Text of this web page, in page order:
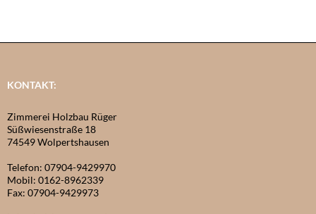
KONTAKT:
Zimmerei Holzbau Rüger
Süßwiesenstraße 18
74549 Wolpertshausen
Telefon: 07904-9429970
Mobil: 0162-8962339
Fax: 07904-9429973